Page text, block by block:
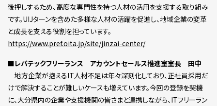
後押しするため、高度な専門性を持つ人材の活用を支援する取り組み
です。UIJターンを含めた多様な人材の活躍を促進し、地域企業の変革
と成長を支える役割を担っています。
https://www.pref.oita.jp/site/jinzai-center/
■レバテックフリーランス アカウントセールス推進室室長 田中
地方企業が抱えるIT人材不足は年々深刻化しており、正社員採用だ
けで解決することが難しいケースも増えています。今回の登録を契機
に、大分県内の企業や支援機関の皆さまと連携しながら、ITフリーラン